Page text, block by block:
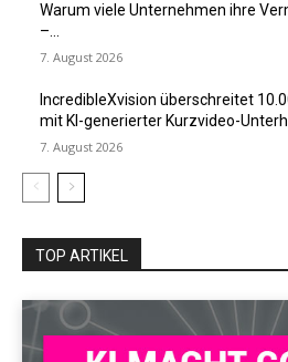
Warum viele Unternehmen ihre
–...
7. August 2026
IncredibleXvision überschreitet
mit KI-generierter Kurzvideo-
7. August 2026
TOP ARTIKEL